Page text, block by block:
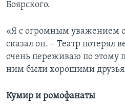
Боярского.
«Я с огромным уважением
сказал он. – Театр потерял
очень переживаю по этому
ним были хорошими
Кумир и ромофанаты